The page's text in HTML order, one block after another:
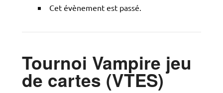
Cet évènement est passé.
Tournoi Vampire jeu
de cartes (VTES)